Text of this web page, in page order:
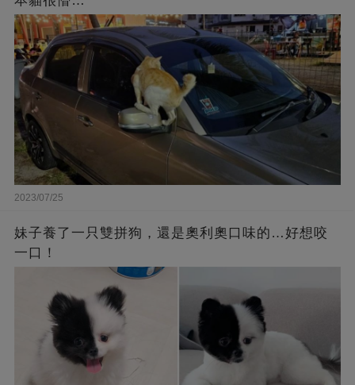
2023/07/25
妹子養了一只雙拼狗，還是奧利奧口味的…好想咬
一口！